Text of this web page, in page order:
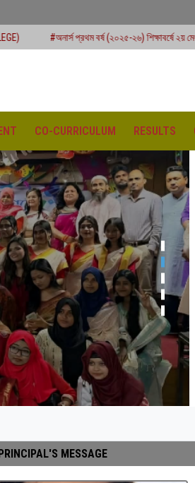
বর্ষ (২০২৫-২৬) শিক্ষাবর্ষে ২য় মেধাতালিকায় ভর্তি
CO-CURRICULUM RESULTS
MESSAGE